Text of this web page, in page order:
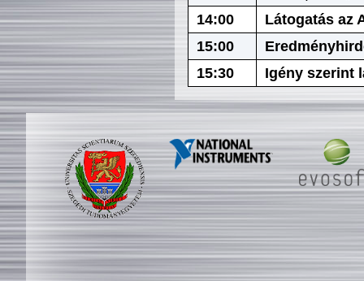
14:00
Látogatás az
15:00
15:30
Igény szerint